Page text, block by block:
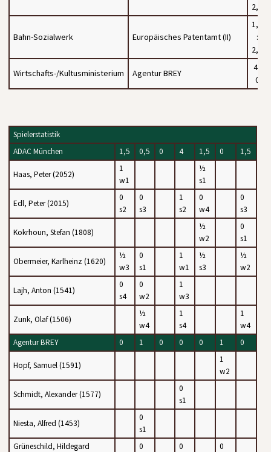
2,5
Bahn-Sozialwerk Europäisches Patentamt (II)
1,5
:
2,5
Wirtschafts-/Kultusministerium Agentur BREY
4 :
0
Spielerstatistik
ADAC München
1,5 0,5 0 4 1,5 0 1,5
Haas, Peter (2052)
1
w1
½
s1
Edl, Peter (2015)
0
s2
0
s3
1
s2
0
w4
0
s3
Kokrhoun, Stefan (1808)
½
w2
0
s1
Obermeier, Karlheinz (1620)
½
w3
0
s1
1
w1
½
s3
½
w2
Lajh, Anton (1541)
0
s4
0
w2
1
w3
Zunk, Olaf (1506)
½
w4
1
s4
1
w4
Agentur BREY
0 1 0 0 0 1 0
Hopf, Samuel (1591)
1
w2
Schmidt, Alexander (1577)
0
s1
Niesta, Alfred (1453)
0
s1
Grüneschild, Hildegard
0
0
0